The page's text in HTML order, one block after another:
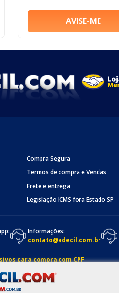
Compra Segura
Termos de compra e Vendas
Frete e entrega
Legislação ICMS fora Estado SP
Informações:
contato@adecil.com.br
para compra com CPF